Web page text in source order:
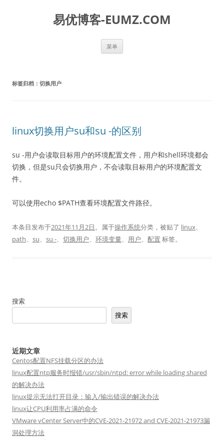
易优博客-EUMZ.COM
菜单
标签归档： 切换用户
linux切换用户su和su -的区别
su -用户会读取目标用户的环境配置文件，用户和shell环境都会
切换，但是su只会切换用户，不会读取目标用户的环境配置文
件。
可以使用echo $PATH查看环境配置文件路径。
本条目发布于2021年11月2日。属于操作系统分类，被贴了 linux、
path、 su、 su -、 切换用户、 环境变量、 用户、 配置 标签。
搜索
搜索
近期文章
Centos配置NFS挂载分区的办法
linux配置ntp服务时报错/usr/sbin/ntpd: error while loading shared
的解决办法
linux提示无法打开目录：输入/输出错误的解决办法
linux让CPU利用率占满的命令
VMware vCenter Server中的CVE-2021-21972 and CVE-2021-21973漏
洞处理方法